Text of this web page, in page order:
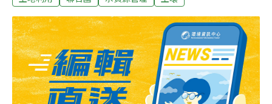
的「戰略工具」。格拉齊亞諾說：「當今世界上有超過
8.05億人遭受饑餓和營養不良，糧食產量需提高約60%才
能滿足人口不斷增長的需求。由於糧食主要產自土壤，保
持土壤的健康和生產力至關重要。不幸的是，全球33%的
土壤資源正在退化，而且人類給土壤造成的壓力已達臨界
值，導致土壤基本功能下降甚至完全喪失。」2013年12